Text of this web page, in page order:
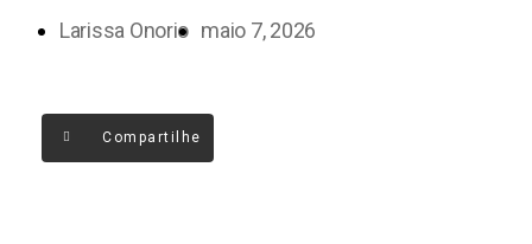
Larissa Onorio maio 7, 2026
Compartilhe